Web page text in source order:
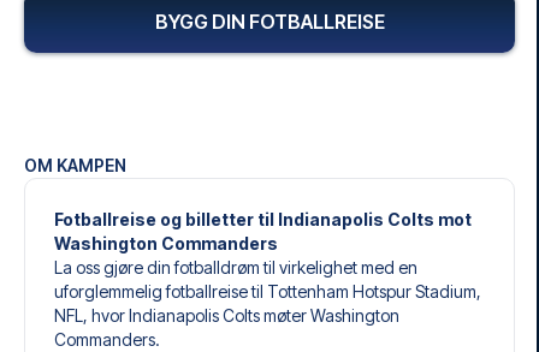
OM KAMPEN
Fotballreise og billetter til Indianapolis Colts mot
Washington Commanders
La oss gjøre din fotballdrøm til virkelighet med en
uforglemmelig fotballreise til Tottenham Hotspur Stadium,
NFL, hvor Indianapolis Colts møter Washington
Commanders.
BYGG DIN FOTBALLREISE